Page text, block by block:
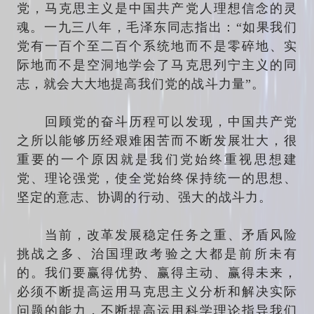
党，马克思主义是中国共产党人理想信念的灵
魂。一九三八年，毛泽东同志指出：“如果我们
党有一百个至二百个系统地而不是零碎地、实
际地而不是空洞地学会了马克思列宁主义的同
志，就会大大地提高我们党的战斗力量”。
回顾党的奋斗历程可以发现，中国共产党
之所以能够历经艰难困苦而不断发展壮大，很
重要的一个原因就是我们党始终重视思想建
党、理论强党，使全党始终保持统一的思想、
坚定的意志、协调的行动、强大的战斗力。
当前，改革发展稳定任务之重、矛盾风险
挑战之多、治国理政考验之大都是前所未有
的。我们要赢得优势、赢得主动、赢得未来，
必须不断提高运用马克思主义分析和解决实际
问题的能力，不断提高运用科学理论指导我们